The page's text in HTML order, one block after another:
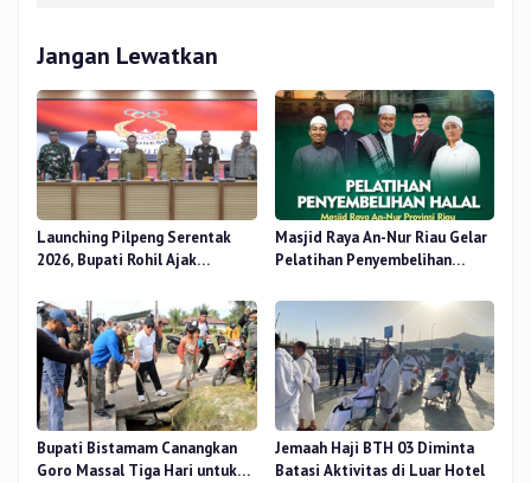
Jangan Lewatkan
Launching Pilpeng Serentak
2026, Bupati Rohil Ajak
Bermartabat
Masjid Raya An-Nur Riau Gelar
Pelatihan Penyembelihan
Gratis
Bupati Bistamam Canangkan
Goro Massal Tiga Hari untuk
Jemaah Haji BTH 03 Diminta
Batasi Aktivitas di Luar Hotel